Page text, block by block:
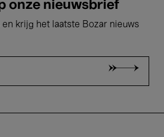
onze nieuwsbrief
krijg het laatste Bozar nieuws